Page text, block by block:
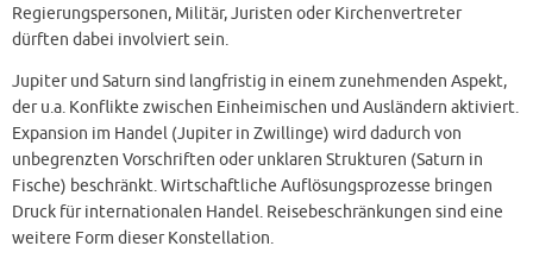
Regierungspersonen, Militär, Juristen oder Kirchenvertreter
dürften dabei involviert sein.
Jupiter und Saturn sind langfristig in einem zunehmenden Aspekt,
der u.a. Konflikte zwischen Einheimischen und Ausländern aktiviert.
Expansion im Handel (Jupiter in Zwillinge) wird dadurch von
unbegrenzten Vorschriften oder unklaren Strukturen (Saturn in
Fische) beschränkt. Wirtschaftliche Auflösungsprozesse bringen
Druck für internationalen Handel. Reisebeschränkungen sind eine
weitere Form dieser Konstellation.